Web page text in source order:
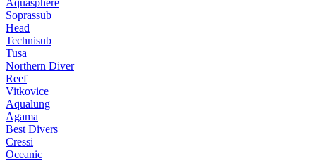
Aquasphere
Soprassub
Head
Technisub
Tusa
Northern Diver
Reef
Vitkovice
Aqualung
Agama
Best Divers
Cressi
Oceanic